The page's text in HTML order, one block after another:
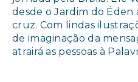
desde o Jardim do Éden
cruz. Com lindas
de imaginação da
atrairá as pessoas à